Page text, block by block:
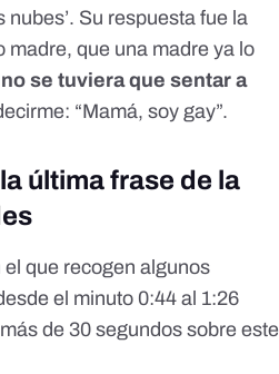
nubes’. Su respuesta fue la
madre, que una madre ya lo
se tuviera que sentar a
“Mamá, soy gay”.
última frase de la
el que recogen algunos
el minuto 0:44 al 1:26
de 30 segundos sobre este